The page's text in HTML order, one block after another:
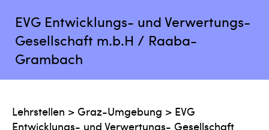
EVG Entwicklungs- und Verwertungs-
Gesellschaft m.b.H / Raaba-
Grambach
Lehrstellen > Graz-Umgebung > EVG
Entwicklungs- und Verwertungs- Gesellschaft